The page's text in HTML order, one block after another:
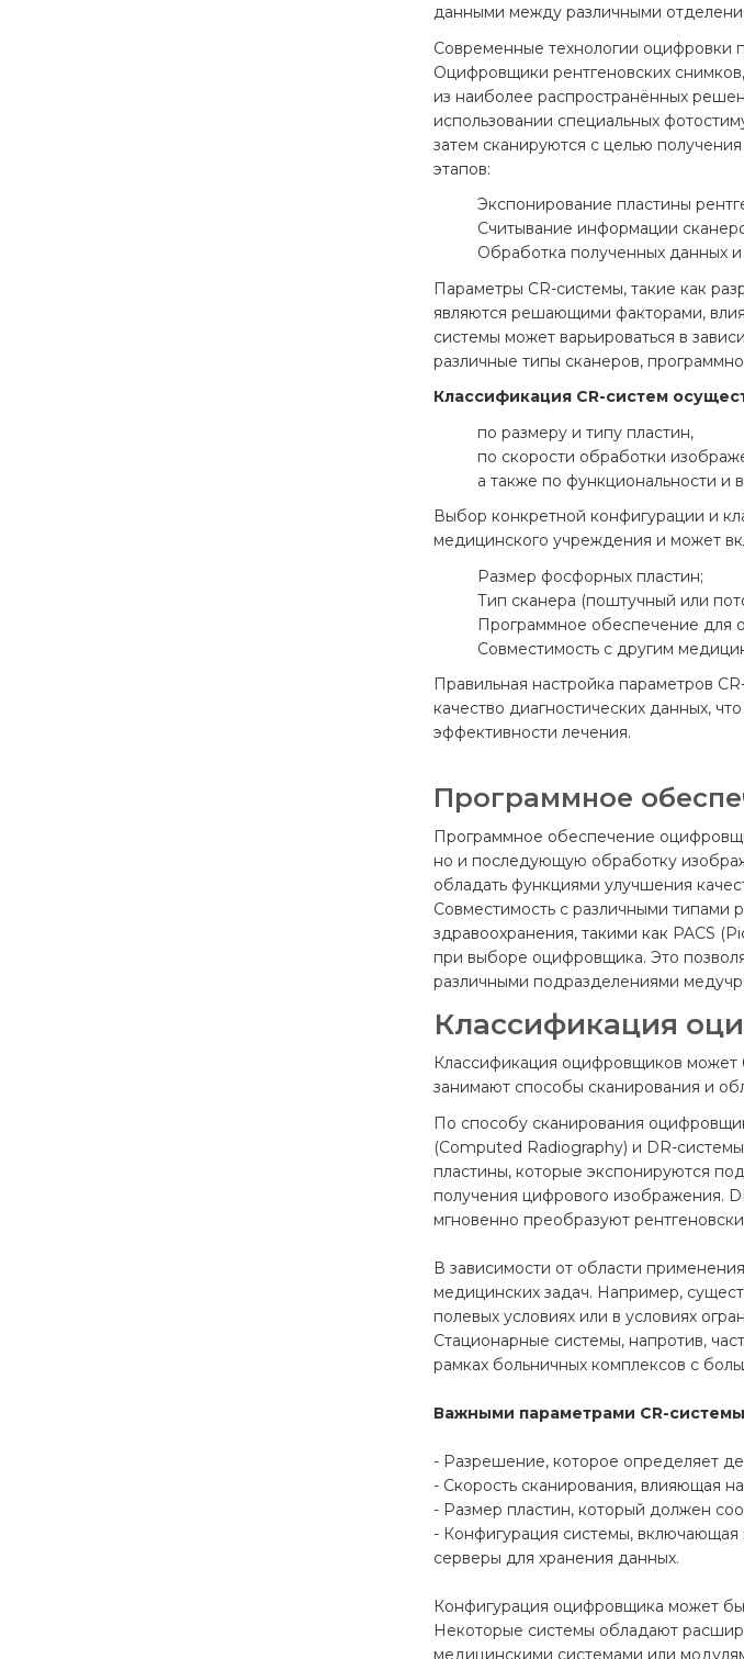
данными между различными
Современные технологии оцифровки
Оцифровщики рентгеновских
из наиболее распространённых
использовании специальных
затем сканируются с целью
этапов:
Экспонирование пластины
Считывание информации
Обработка полученных данных
Параметры CR-системы, такие как
являются решающими факторами,
системы может варьироваться в
различные типы сканеров,
Классификация CR-систем
по размеру и типу пластин,
по скорости обработки
а также по функциональности и
Выбор конкретной конфигурации и
медицинского учреждения и может
Размер фосфорных пластин;
Тип сканера (поштучный или
Программное обеспечение для
Совместимость с другим
Правильная настройка параметров
качество диагностических данных,
эффективности лечения.
Программное
Программное обеспечение
но и последующую обработку
обладать функциями улучшения
Совместимость с различными типами
здравоохранения, такими как PACS
при выборе оцифровщика. Это
различными подразделениями
Классификация
Классификация оцифровщиков может
занимают способы сканирования и
По способу сканирования
(Computed Radiography) и DR-
пластины, которые экспонируются
получения цифрового изображения.
мгновенно преобразуют
В зависимости от области
медицинских задач. Например,
полевых условиях или в условиях
Стационарные системы, напротив,
рамках больничных комплексов с
Важными параметрами CR-
- Разрешение, которое определяет
- Скорость сканирования, влияющая
- Размер пластин, который должен
- Конфигурация системы, включающая
серверы для хранения данных.
Конфигурация оцифровщика может
Некоторые системы обладают
медицинскими системами или